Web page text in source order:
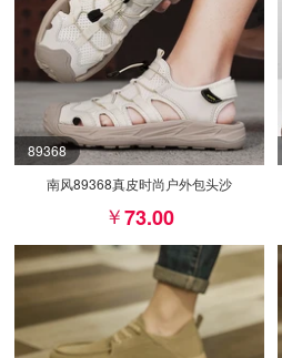
89368
南风89368真皮时尚户外包头沙
73.00